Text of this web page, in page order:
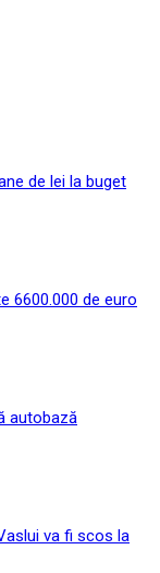
de lei la buget
6600.000 de euro
autobază
va fi scos la